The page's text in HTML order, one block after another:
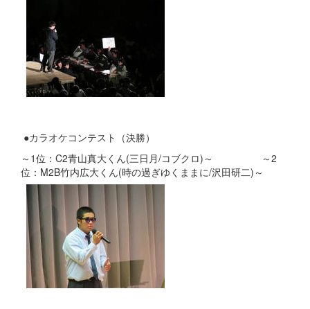
●カラオケコンテスト（決勝）
～1位：C2青山真大くん(三日月/コブクロ)～ ～2
位：M2B竹内広大くん(時の過ぎゆくままに/沢田研二)～